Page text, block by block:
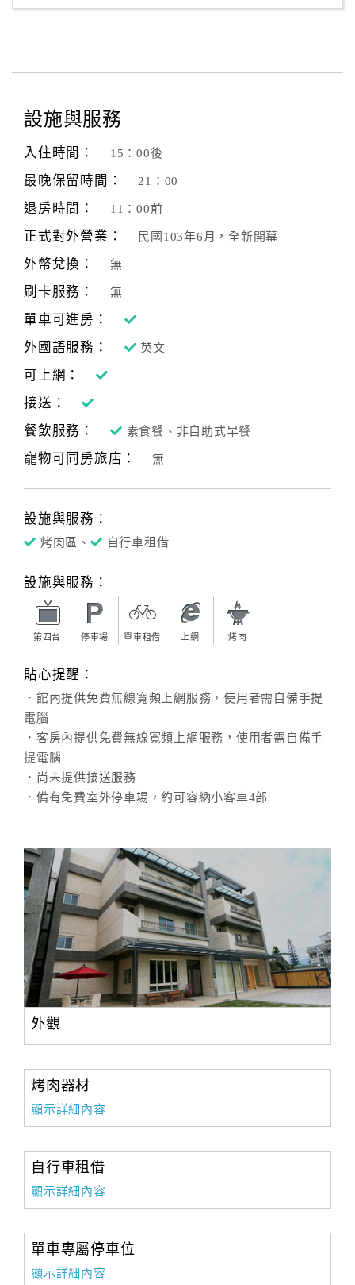
設施與服務
入住時間： 15：00後
最晚保留時間： 21：00
退房時間： 11：00前
正式對外營業： 民國103年6月，全新開幕
外幣兌換： 無
刷卡服務： 無
單車可進房：
外國語服務：
英文
可上網：
接送：
餐飲服務：
素食餐、非自助式早餐
寵物可同房旅店： 無
設施與服務：
烤肉區、 自行車租借
設施與服務：
第四台 停車場 單車租借 上網 烤肉
貼心提醒：
．館內提供免費無線寬頻上網服務，使用者需自備手提
電腦
．客房內提供免費無線寬頻上網服務，使用者需自備手
提電腦
．尚未提供接送服務
．備有免費室外停車場，約可容納小客車4部
外觀
烤肉器材
顯示詳細內容
自行車租借
顯示詳細內容
單車專屬停車位
顯示詳細內容